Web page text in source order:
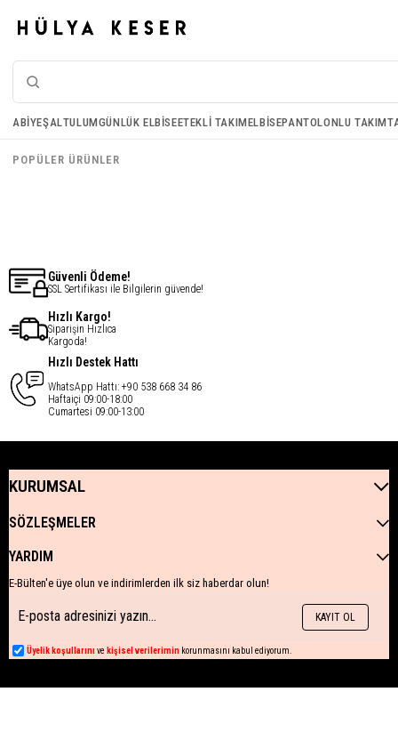
Bambu Şal - Kahverengi
€10,95
Güvenli Ödeme!
SSL Sertifikası ile Bilgilerin güvende!
Hızlı Kargo!
Siparişin Hızlıca
Kargoda!
Hızlı Destek Hattı
WhatsApp Hattı: +90 538 668 34 86
Haftaiçi 09:00-18:00
Cumartesi 09:00-13:00
KURUMSAL
SÖZLEŞMELER
YARDIM
E-Bülten'e üye olun ve indirimlerden ilk siz haberdar olun!
KAYIT OL
Üyelik koşullarını ve kişisel verilerimin korunmasını kabul ediyorum.
ABIYEŞALTULUMGÜNLÜK ELBISEETEKLI TAKIMELBISEPANTOLONLU TAKIM
POPÜLER ÜRÜNLER